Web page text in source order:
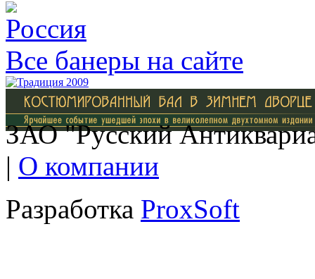
Все банеры на сайте
ЗАО "Русский
| О компании
Разработка ProxSoft